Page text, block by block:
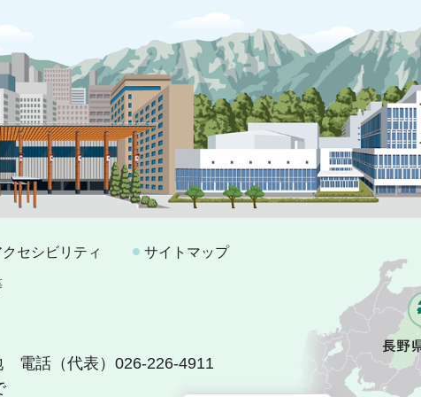
セシビリティ サイトマップ
電話（代表）026-226-4911